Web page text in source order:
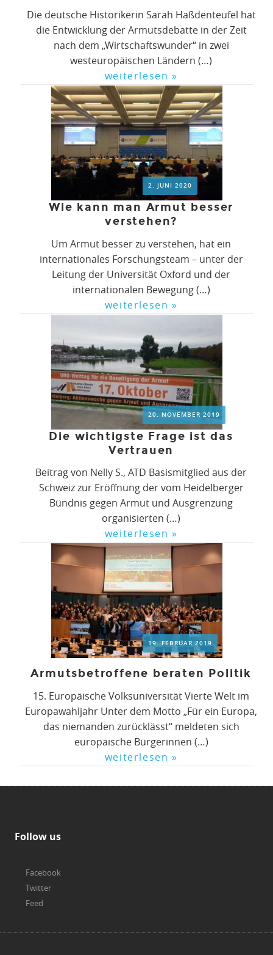
Die deutsche Historikerin Sarah Haßdenteufel hat
die Entwicklung der Armutsdebatte in der Zeit
nach dem „Wirtschaftswunder“ in zwei
westeuropäischen Ländern (…)
weiterlesen »
2. JUNI 2020
Wie kann man Armut besser
verstehen?
Um Armut besser zu verstehen, hat ein
internationales Forschungsteam – unter der
Leitung der Universität Oxford und der
internationalen Bewegung (…)
weiterlesen »
20. NOVEMBER 2019
Die wichtigste Frage ist das
Vertrauen
Beitrag von Nelly S., ATD Basismitglied aus der
Schweiz zur Eröffnung der vom Heidelberger
Bündnis gegen Armut und Ausgrenzung
organisierten (…)
weiterlesen »
19. FEBRUAR 2019
Armutsbetroffene beraten Politik
15. Europäische Volksuniversität Vierte Welt im
Europawahljahr Unter dem Motto „Für ein Europa,
das niemanden zurücklässt“ meldeten sich
europäische Bürgerinnen (…)
weiterlesen »
Follow us
Facebook
Twitter
Feed